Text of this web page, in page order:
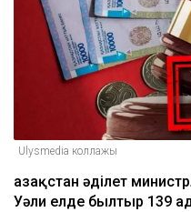
Ulysmedia коллажы
Қазақстан әділет
Уәли елде былтыр 139